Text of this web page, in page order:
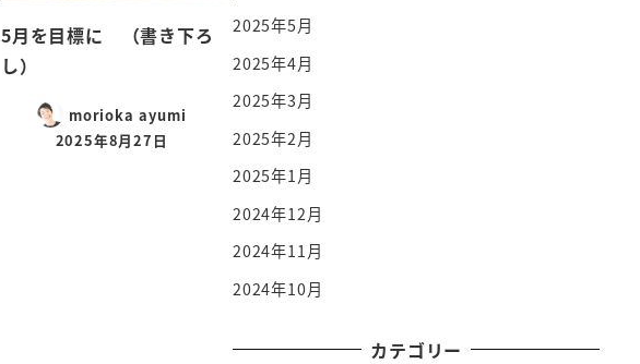
5月を目標に （書き下ろ
し）
morioka ayumi
2025年8月27日
2025年5月
2025年4月
2025年3月
2025年2月
2025年1月
2024年12月
2024年11月
2024年10月
カテゴリー